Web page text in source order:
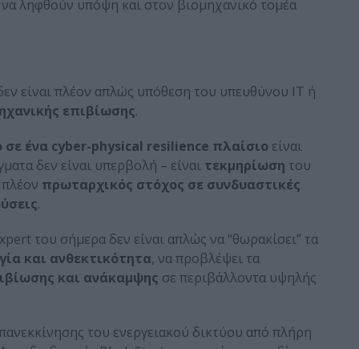
να ληφθούν υπόψη και στον βιομηχανικό τομέα
είναι πλέον απλώς υπόθεση του υπευθύνου IT ή
επιβίωσης.
ένα cyber-physical resilience πλαίσιο είναι
δεν είναι υπερβολή – είναι τεκμηρίωση του
πρωταρχικός στόχος σε συνδυαστικές
.
του σήμερα δεν είναι απλώς να “θωρακίσει” τα
και ανθεκτικότητα, να προβλέψει τα
και ανάκαμψης σε περιβάλλοντα υψηλής
του ενεργειακού δικτύου από πλήρη